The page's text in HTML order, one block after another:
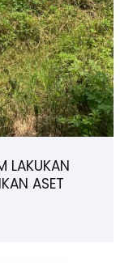
LAKUKAN
ASET